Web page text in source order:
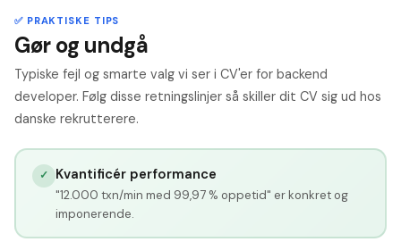
✅ PRAKTISKE TIPS
Gør og undgå
Typiske fejl og smarte valg vi ser i CV'er for backend
developer. Følg disse retningslinjer så skiller dit CV sig ud hos
danske rekrutterere.
✓ Kvantificér performance
"12.000 txn/min med 99,97 % oppetid" er konkret og
imponerende.